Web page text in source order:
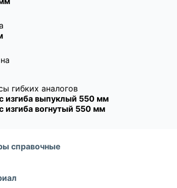
гибких аналогов
изгиба выпуклый 550 мм
изгиба вогнутый 550 мм
справочные